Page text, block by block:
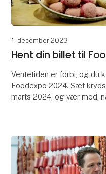
1. december 2023
Hent din billet til
Ventetiden er forbi, og du
Foodexpo 2024. Sæt kryds
marts 2024, og vær med,